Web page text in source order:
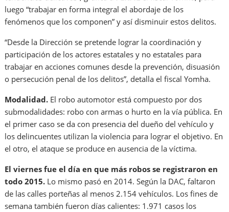
luego “trabajar en forma integral el abordaje de los
fenómenos que los componen” y así disminuir estos delitos.
“Desde la Dirección se pretende lograr la coordinación y
participación de los actores estatales y no estatales para
trabajar en acciones comunes desde la prevención, disuasión
o persecución penal de los delitos”, detalla el fiscal Yomha.
Modalidad. El robo automotor está compuesto por dos
submodalidades: robo con armas o hurto en la vía pública. En
el primer caso se da con presencia del dueño del vehículo y
los delincuentes utilizan la violencia para lograr el objetivo. En
el otro, el ataque se produce en ausencia de la víctima.
El viernes fue el día en que más robos se registraron en
todo 2015. Lo mismo pasó en 2014. Según la DAC, faltaron
de las calles porteñas al menos 2.154 vehículos. Los fines de
semana también fueron días calientes: 1.971 casos los